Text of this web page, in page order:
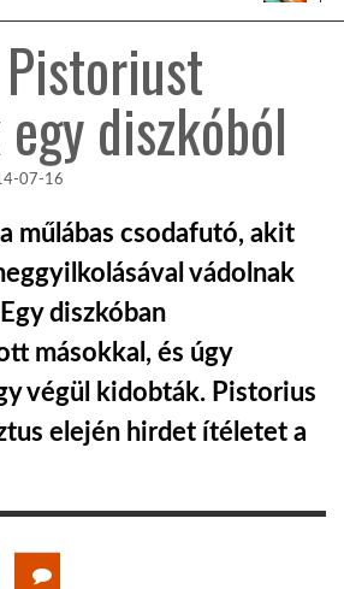
diszkóból
07-16
műlábas csodafutó, akit
vádolnak
diszkóban
másokkal, és úgy
végül kidobták. Pistorius
elején hirdet ítéletet a